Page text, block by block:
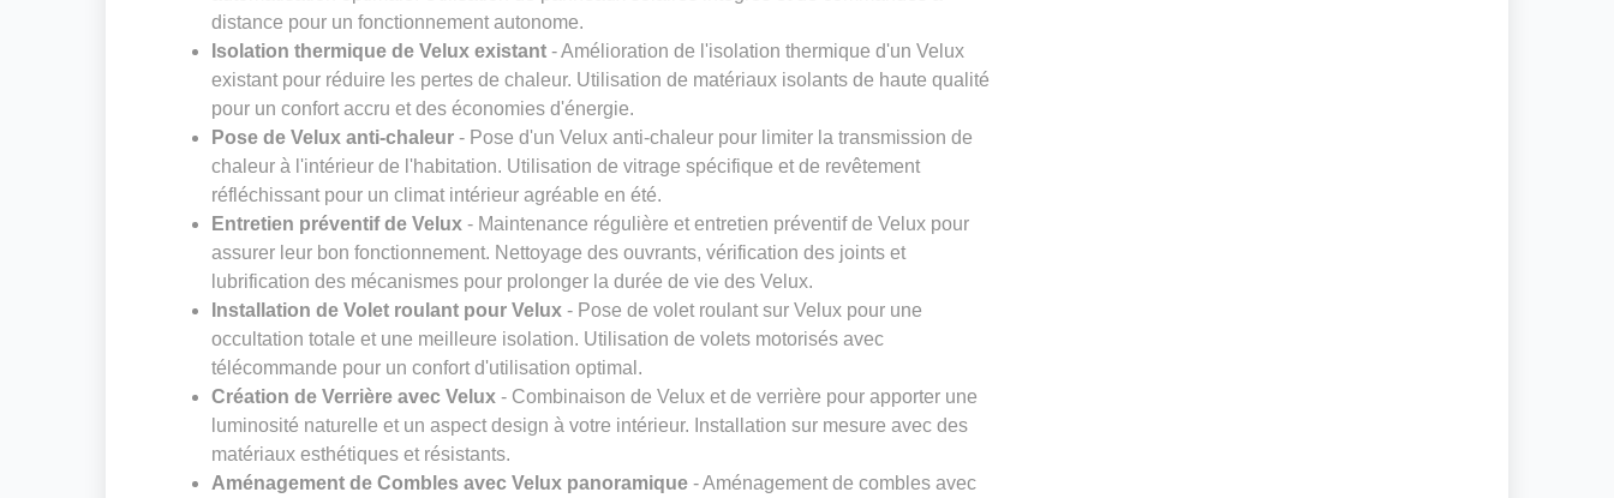
distance pour un fonctionnement autonome.
Isolation thermique de Velux existant - Amélioration de l'isolation thermique d'un Velux
existant pour réduire les pertes de chaleur. Utilisation de matériaux isolants de haute qualité
pour un confort accru et des économies d'énergie.
Pose de Velux anti-chaleur - Pose d'un Velux anti-chaleur pour limiter la transmission de
chaleur à l'intérieur de l'habitation. Utilisation de vitrage spécifique et de revêtement
réfléchissant pour un climat intérieur agréable en été.
Entretien préventif de Velux - Maintenance régulière et entretien préventif de Velux pour
assurer leur bon fonctionnement. Nettoyage des ouvrants, vérification des joints et
lubrification des mécanismes pour prolonger la durée de vie des Velux.
Installation de Volet roulant pour Velux - Pose de volet roulant sur Velux pour une
occultation totale et une meilleure isolation. Utilisation de volets motorisés avec
télécommande pour un confort d'utilisation optimal.
Création de Verrière avec Velux - Combinaison de Velux et de verrière pour apporter une
luminosité naturelle et un aspect design à votre intérieur. Installation sur mesure avec des
matériaux esthétiques et résistants.
Aménagement de Combles avec Velux panoramique - Aménagement de combles avec